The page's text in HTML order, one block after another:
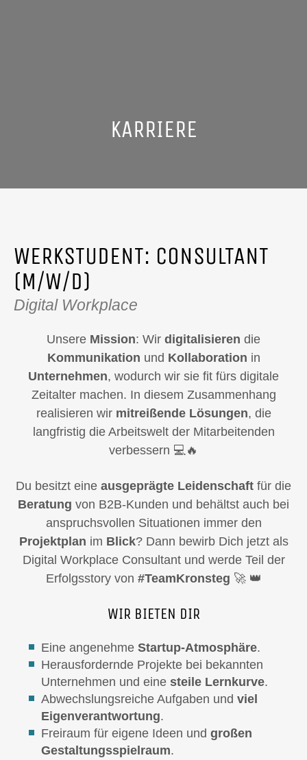
KARRIERE
Digital Workplace
Mission
digitalisieren
Kommunikation
Kollaboration
Unternehmen
mitreißende Lösungen
ausgeprägte Leidenschaft
Beratung
Projektplan Blick
#TeamKronsteg
Eine angenehme Startup-Atmosphäre.
Herausfordernde Projekte bei bekannten
Unternehmen und eine steile Lernkurve.
Abwechslungsreiche Aufgaben und viel
Eigenverantwortung.
Freiraum für eigene Ideen und großen
Gestaltungsspielraum.